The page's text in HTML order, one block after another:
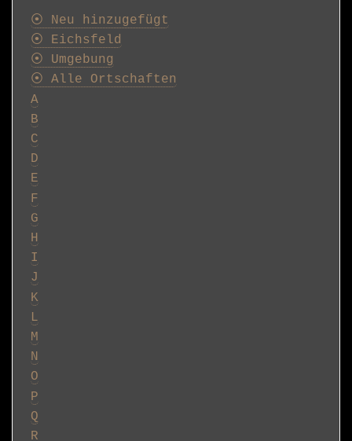
Postkarten
⦿ Neu hinzugefügt
⦿ Eichsfeld
⦿ Umgebung
⦿ Alle Ortschaften
A
B
C
D
E
F
G
H
I
J
K
L
M
N
O
P
Q
R